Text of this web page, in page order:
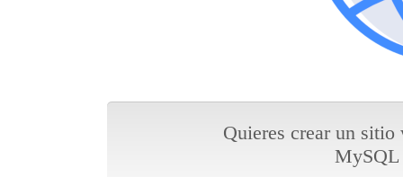
Quieres crear un sitio
MySQL